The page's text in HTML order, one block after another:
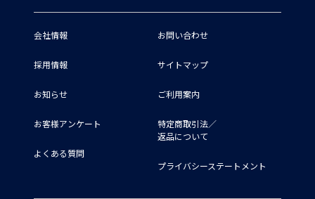
会社情報
採用情報
お知らせ
お客様アンケート
よくある質問
お問い合わせ
サイトマップ
ご利用案内
特定商取引法／
返品について
プライバシーステートメント